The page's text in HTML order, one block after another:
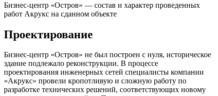
Бизнес-центр «Остров» — состав и характер проведенных
работ Акрукс на сданном объекте
Проектирование
Бизнес-центр «Остров» не был построен с нуля, историческое
здание подлежало реконструкции. В процессе
проектирования инженерных сетей специалисты компании
«Акрукс» провели кропотливую и сложную работу по
разработке технических решений, соответствующих новому